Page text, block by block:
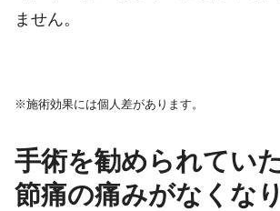
ません。
※施術効果には個人差があります。
手術を勧められてい
節痛の痛みがなくな